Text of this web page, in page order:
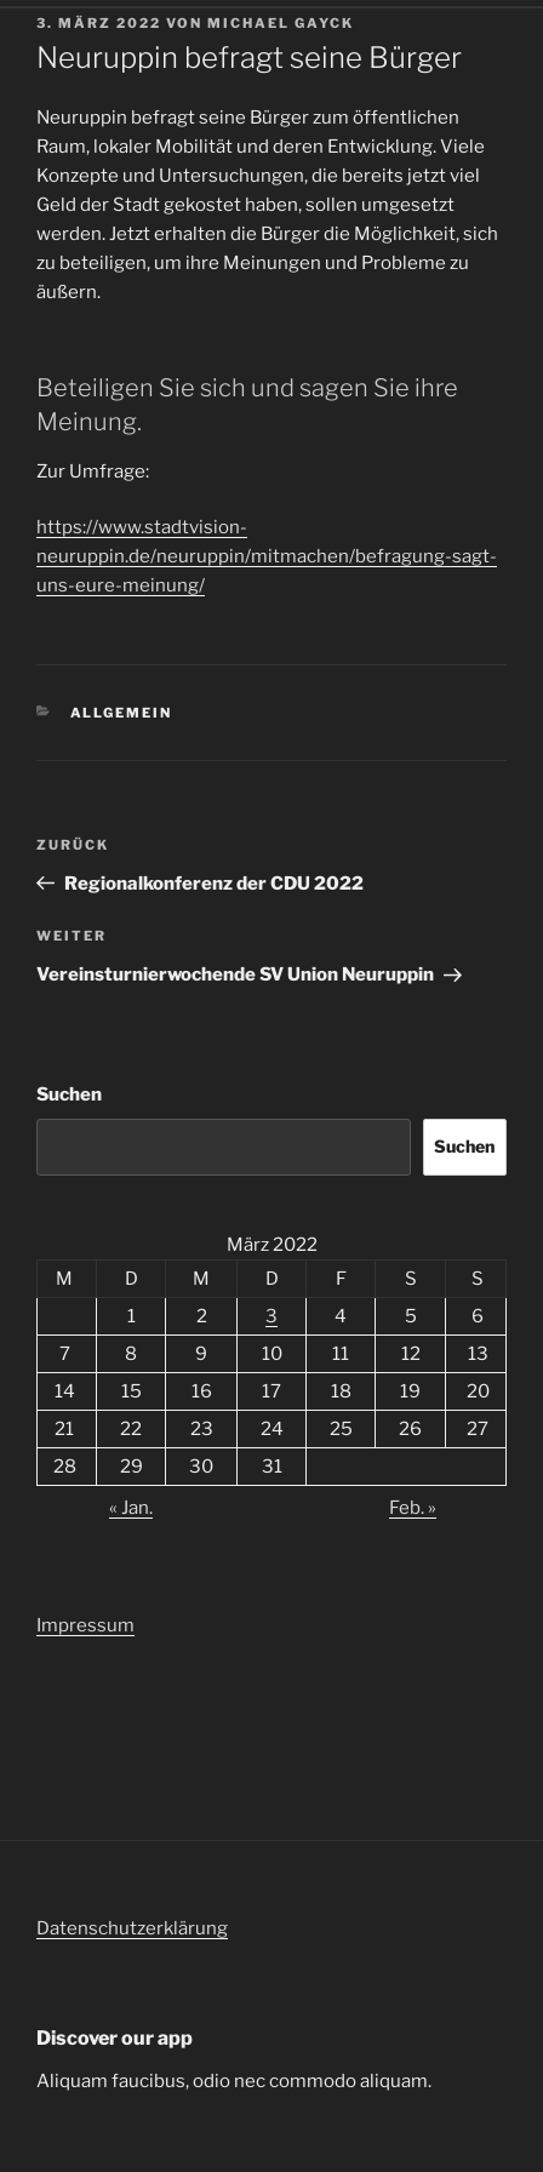
VERÖFFENTLICHT
AM
3. MÄRZ 2022 VON MICHAEL GAYCK
Neuruppin befragt seine Bürger
Neuruppin befragt seine Bürger zum öffentlichen
Raum, lokaler Mobilität und deren Entwicklung. Viele
Konzepte und Untersuchungen, die bereits jetzt viel
Geld der Stadt gekostet haben, sollen umgesetzt
werden. Jetzt erhalten die Bürger die Möglichkeit, sich
zu beteiligen, um ihre Meinungen und Probleme zu
äußern.
Beteiligen Sie sich und sagen Sie ihre
Meinung.
Zur Umfrage:
https://www.stadtvision-
neuruppin.de/neuruppin/mitmachen/befragung-sagt-
uns-eure-meinung/
KATEGORIEN
ALLGEMEIN
Beitragsnavigation
Vorheriger
Beitrag
ZURÜCK
Regionalkonferenz der CDU 2022
Nächster
Beitrag
WEITER
Vereinsturnierwochende SV Union Neuruppin
Suchen
Suchen
März 2022
M
D M D F S
S
1
2 3 4 5
6
7
8 9 10 11 12
13
14
15 16 17 18 19
20
21
22 23 24 25 26
27
28
29 30
31
« Jan.
Feb. »
Impressum
Datenschutzerklärung
Discover our app
Aliquam faucibus, odio nec commodo aliquam.